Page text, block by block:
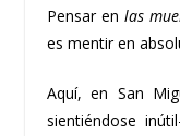
Pensar en las
es mentir en
Aquí, en San
sientiéndose